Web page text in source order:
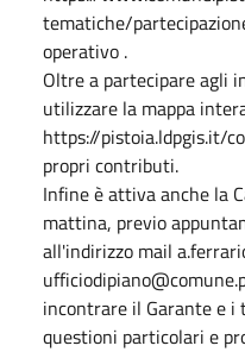
tematiche/
operativo .
Oltre a partecipare agli
utilizzare la mappa
https://pistoia.ldpgis.it/
propri contributi.
Infine è attiva anche la
mattina, previo
all'indirizzo mail
incontrare il Garante e
questioni particolari e